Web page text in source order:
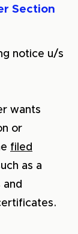
Section
notice u/s
wants
or
filed
as a